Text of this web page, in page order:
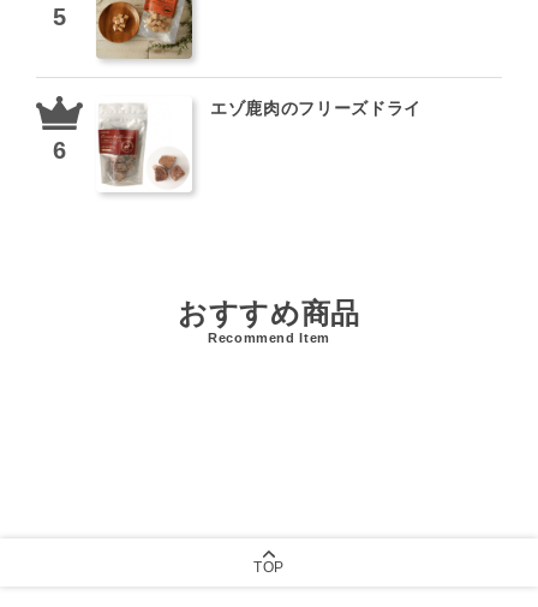
エゾ鹿肉のフリーズドライ
おすすめ商品
Recommend Item
TOP